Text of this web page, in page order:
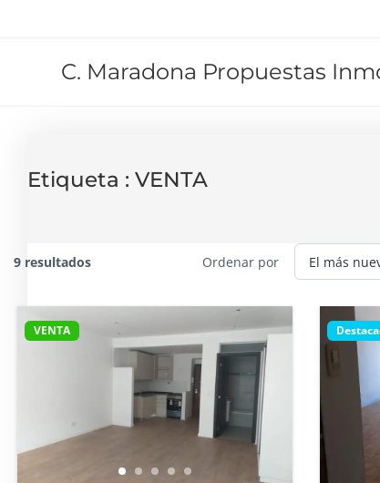
C. Maradona Propuestas
Etiqueta : VENTA
9 resultados Ordenar por
VENTA